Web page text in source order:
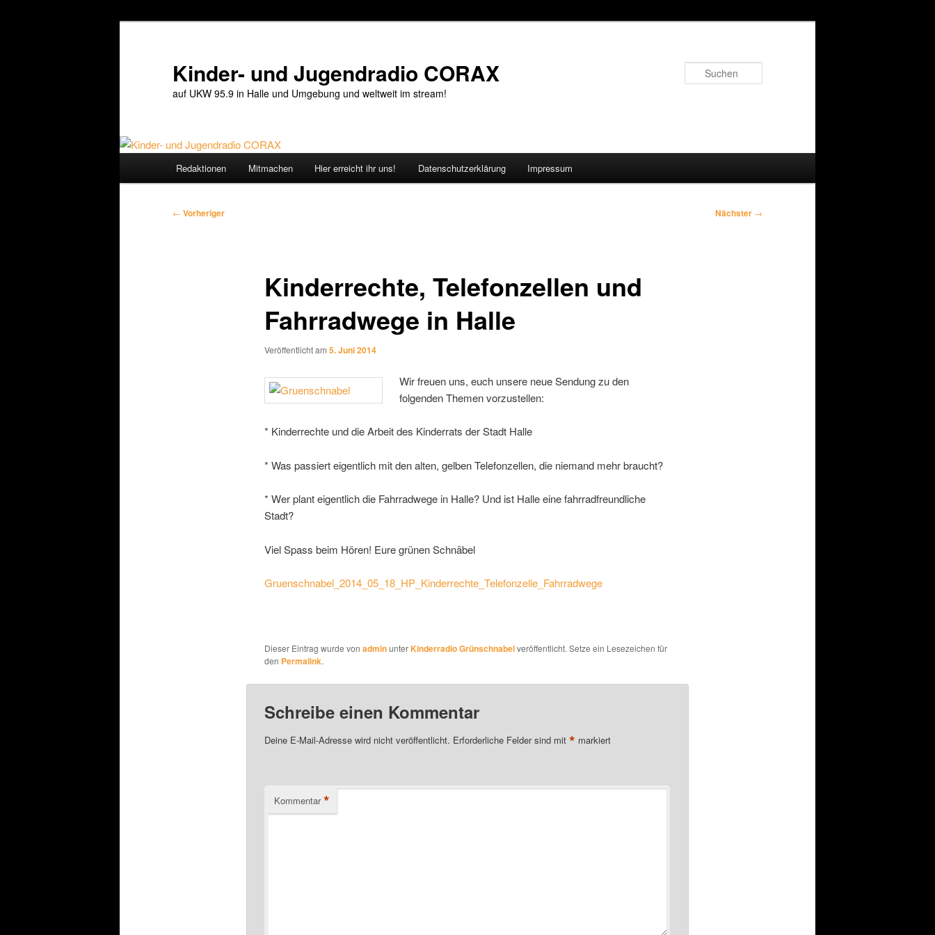
Kinder- und Jugendradio CORAX
auf UKW 95.9 in Halle und Umgebung und weltweit im stream!
Redaktionen Mitmachen Hier erreicht ihr uns! Datenschutzerklärung Impressum
Beitragsnavigation
← Vorheriger Nächster →
Kinderrechte, Telefonzellen und
Fahrradwege in Halle
Veröffentlicht am 5. Juni 2014
Wir freuen uns, euch unsere neue Sendung zu den
folgenden Themen vorzustellen:
* Kinderrechte und die Arbeit des Kinderrats der Stadt Halle
* Was passiert eigentlich mit den alten, gelben Telefonzellen, die niemand mehr braucht?
* Wer plant eigentlich die Fahrradwege in Halle? Und ist Halle eine fahrradfreundliche
Stadt?
Viel Spass beim Hören! Eure grünen Schnäbel
Gruenschnabel_2014_05_18_HP_Kinderrechte_Telefonzelle_Fahrradwege
Dieser Eintrag wurde von adminunterKinderradio Grünschnabelveröffentlicht. Setze ein Lesezeichen für
den Permalink.
Schreibe einen Kommentar
Deine E-Mail-Adresse wird nicht veröffentlicht. Erforderliche Felder sind mit * markiert
Kommentar *